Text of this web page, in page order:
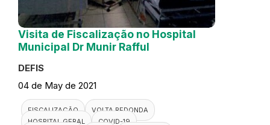
Visita de Fiscalização no Hospital
Municipal Dr Munir Rafful
DEFIS
04 de May de 2021
FISCALIZAÇÃO
VOLTA REDONDA
HOSPITAL GERAL
COVID-19